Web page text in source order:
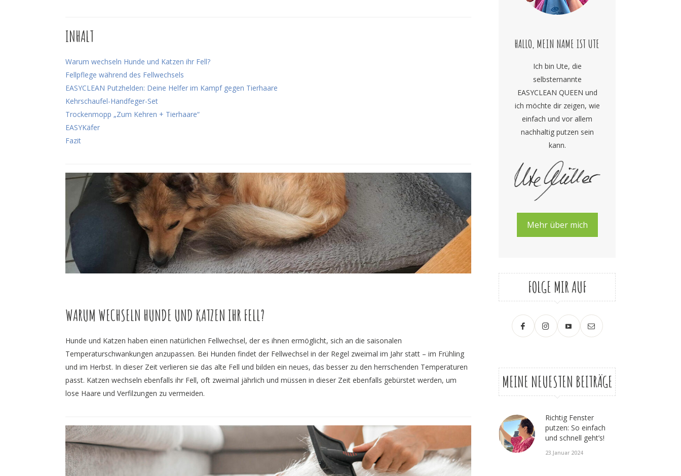
INHALT
Warum wechseln Hunde und Katzen ihr Fell?
Fellpflege während des Fellwechsels
EASYCLEAN Putzhelden: Deine Helfer im Kampf gegen Tierhaare
Kehrschaufel-Handfeger-Set
Trockenmopp „Zum Kehren + Tierhaare“
EASYKäfer
Fazit
WARUM WECHSELN HUNDE UND KATZEN IHR FELL?
Hunde und Katzen haben einen natürlichen Fellwechsel, der es ihnen ermöglicht, sich an die saisonalen
Temperaturschwankungen anzupassen. Bei Hunden findet der Fellwechsel in der Regel zweimal im Jahr statt – im Frühling
und im Herbst. In dieser Zeit verlieren sie das alte Fell und bilden ein neues, das besser zu den herrschenden Temperaturen
passt. Katzen wechseln ebenfalls ihr Fell, oft zweimal jährlich und müssen in dieser Zeit ebenfalls gebürstet werden, um
lose Haare und Verfilzungen zu vermeiden.
HALLO, MEIN NAME IST UTE
Ich bin Ute, die
selbsternannte
EASYCLEAN QUEEN und
ich möchte dir zeigen, wie
einfach und vor allem
nachhaltig putzen sein
kann.
Mehr über mich
FOLGE MIR AUF
MEINE NEUESTEN BEITRÄGE
Richtig Fenster
putzen: So einfach
und schnell geht’s!
23.Januar 2024